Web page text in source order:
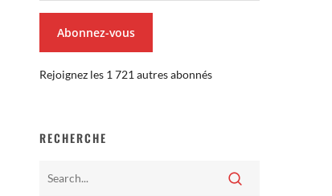
Abonnez-vous
Rejoignez les 1 721 autres abonnés
RECHERCHE